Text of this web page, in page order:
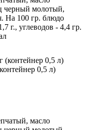
черный молотый,
На 100 гр. блюдо
г., углеводов - 4,4 гр.
0,5 л)
масло